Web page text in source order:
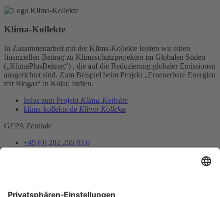
Klima-Kollekte
In Zusammenarbeit mit der Klima-Kollekte leisten wir einen
finanziellen Beitrag zu Klimaschutzprojekten im Globalen Süden
(„KlimaPlusBeitrag“) , die auf die Reduzierung globaler Emissionen
ausgerichtet sind. Zum Beispiel beim Projekt „Erneuerbare Energien
mit Biogas“ in Kolar, Indien.
Infos zum Projekt Klima-Kollekte
klima-kollekte.de Klima-Kollekte
GEPA Zentrale
+49 (0) 202 266 83 0
Jetzt abonnieren